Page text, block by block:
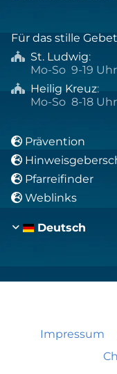
Für das stille
 St. Ludwig:
Mo-So 9-19 Uhr
 Heilig Kreuz:
Mo-So 8-18 Uhr
 Prävention

 Pfarreifinder
 Weblinks
Deutsch
Impressum